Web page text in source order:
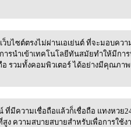
บไซต์ตรงไม่ผ่านเอเย่นต์ ที่จะมอบคว
ารนำเข้าเทคโนโลยีทันสมัยทำให้มีการ
รวมทั้งคอมพิวเตอร์ ได้อย่างมีคุณภา
มีความเชื่อถือแล้วก็เชื่อถือ แทงหวย
ความสบายสบายสำหรับเพื่อการใช้ง